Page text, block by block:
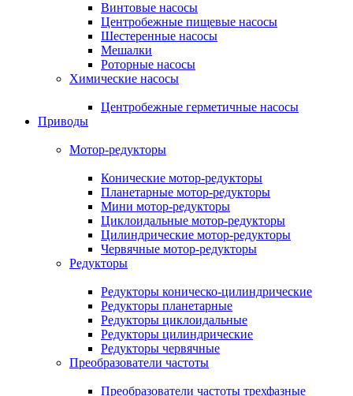
Винтовые насосы
Центробежные пищевые насосы
Шестеренные насосы
Мешалки
Роторные насосы
Химические насосы
Центробежные герметичные насосы
Приводы
Мотор-редукторы
Конические мотор-редукторы
Планетарные мотор-редукторы
Мини мотор-редукторы
Циклоидальные мотор-редукторы
Цилиндрические мотор-редукторы
Червячные мотор-редукторы
Редукторы
Редукторы коническо-цилиндрические
Редукторы планетарные
Редукторы циклоидальные
Редукторы цилиндрические
Редукторы червячные
Преобразователи частоты
Преобразователи частоты трехфазные